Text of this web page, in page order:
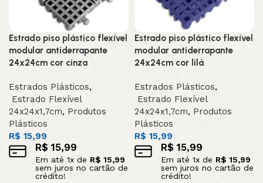
Estrado piso plástico flexível
modular antiderrapante
24x24cm cor cinza
Estrados Plásticos,
Estrado Flexível
24x24x1,7cm, Produtos
Plásticos
R$ 15,99
R$ 15,99
Em até 1x de R$ 15,99
sem juros no cartão de
crédito!
Estrado piso plástico flexível
modular antiderrapante
24x24cm cor lilá
Estrados Plásticos,
Estrado Flexível
24x24x1,7cm, Produtos
Plásticos
R$ 15,99
R$15,99
Em até 1x de R$15,99
sem juros no cartão de
crédito!